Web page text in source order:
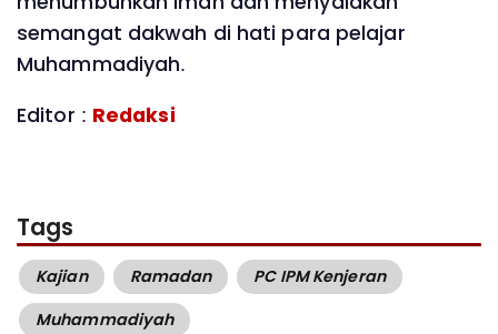
semangat dakwah di hati para pelajar
Muhammadiyah.
Editor : Redaksi
Tags
Kajian Ramadan
PC IPM Kenjeran
Muhammadiyah